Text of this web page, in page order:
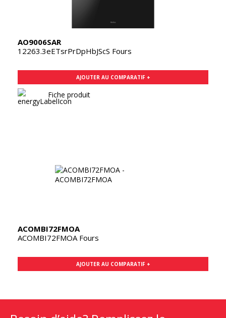
AO9006SAR
12263.3eETsrPrDpHbJScS Fours
AJOUTER AU COMPARATIF +
Fiche produit
ACOMBI72FMOA
ACOMBI72FMOA Fours
AJOUTER AU COMPARATIF +